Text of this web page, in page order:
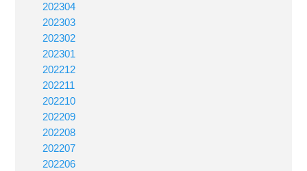
202304
202303
202302
202301
202212
202211
202210
202209
202208
202207
202206